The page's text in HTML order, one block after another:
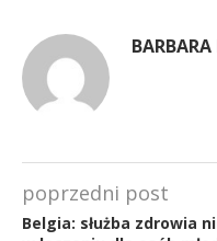
poprzedni post
Belgia: służba zdrowia